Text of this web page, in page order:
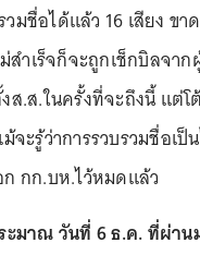
มชื่อได้แล้ว 16 เสียง ขา
สำเร็จก็จะถูกเช็กบิลจา
ส.ส.ในครั้งที่จะถึงนี้ แ
ม้จะรู้ว่าการรวบรวมชื่อเ
กก.บห.ไว้หมดแล้ว
ะมาณ วันที่ 6 ธ.ค. ที่ผ่า